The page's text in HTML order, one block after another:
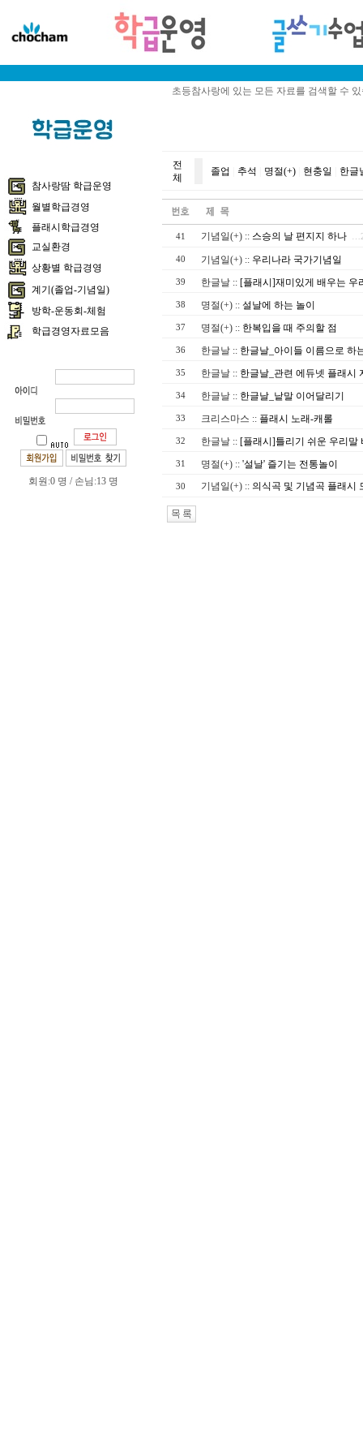
초등참사랑에 있는 모든 자료를 검색할 수
참사랑땀 학급운영
월별학급경영
플래시학급경영
교실환경
상황별 학급경영
계기(졸업-기념일)
방학-운동회-체험
학급경영자료모음
회원:0 명 / 손님:13 명
전
체
졸업 추석 명절(+) 현충일 한글
41 기념일(+) :: 스승의 날 편지지 하나
40 기념일(+) :: 우리나라 국가기념일
39 한글날 :: [플래시]재미있게 배우는 우
38 명절(+) :: 설날에 하는 놀이
37 명절(+) :: 한복입을 때 주의할 점
36 한글날 :: 한글날_아이들 이름으로 하
35 한글날 :: 한글날_관련 에듀넷 플래시
34 한글날 :: 한글날_낱말 이어달리기
33 크리스마스 :: 플래시 노래-캐롤
32 한글날 :: [플래시]틀리기 쉬운 우리말
31 명절(+) :: '설날' 즐기는 전통놀이
30 기념일(+) :: 의식곡 및 기념곡 플래시